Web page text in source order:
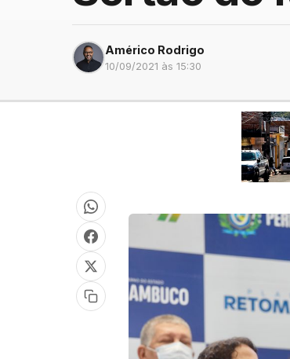
Américo Rodrigo
10/09/2021 às 15:30